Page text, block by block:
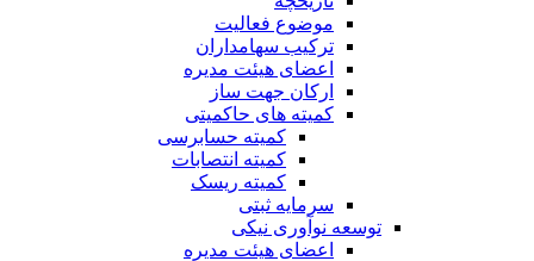
موضوع فعالیت
ترکیب سهامداران
اعضای هیئت مدیره
ارکان جهت ساز
کمیته های حاکمیتی
کمیته حسابرسی
کمیته انتصابات
کمیته ریسک
سرمایه ثبتی
توسعه نوآوری نیکی
اعضای هیئت مدیره